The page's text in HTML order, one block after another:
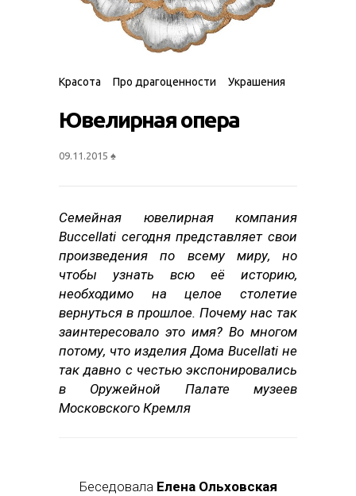
Красота Про драгоценности Украшения
Ювелирная опера
09.11.2015 ♠
Семейная ювелирная компания
Buccellati сегодня представляет свои
произведения по всему миру, но
чтобы узнать всю её историю,
необходимо на целое столетие
вернуться в прошлое. Почему нас так
заинтересовало это имя? Во многом
потому, что изделия Дома Bucellati не
так давно с честью экспонировались
в Оружейной Палате музеев
Московского Кремля
Беседовала Елена Ольховская